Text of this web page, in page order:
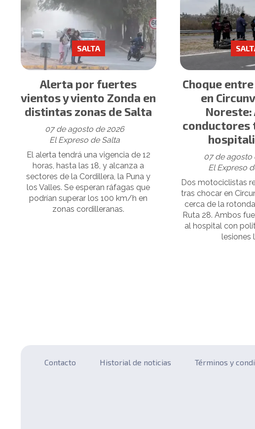
Alerta por fuertes
vientos y viento Zonda en
distintas zonas de Salta
El Expreso de Salta
SALTA
07 de agosto de 2026
El alerta tendrá una vigencia de 12
horas, hasta las 18, y alcanza a
sectores de la Cordillera, la Puna y
los Valles. Se esperan ráfagas que
podrían superar los 100 km/h en
zonas cordilleranas.
Choque
en
Noreste:
conductores
El Expreso
07 de agosto
Dos motociclistas
tras chocar en
cerca de la
Ruta 28. Ambos
al hospital con
lesiones
Contacto Historial de noticias Términos y